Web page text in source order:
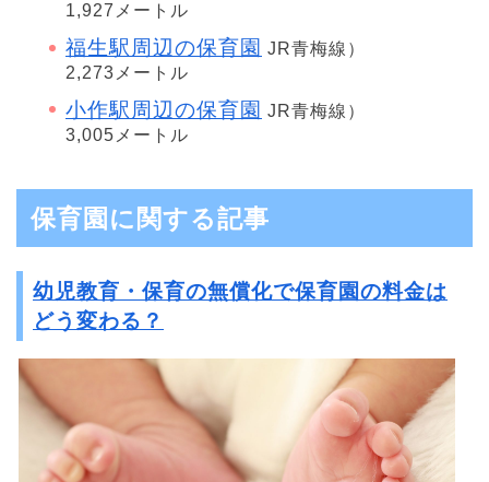
1,927メートル
福生駅周辺の保育園 JR青梅線）
2,273メートル
小作駅周辺の保育園 JR青梅線）
3,005メートル
保育園に関する記事
幼児教育・保育の無償化で保育園の料金は
どう変わる？